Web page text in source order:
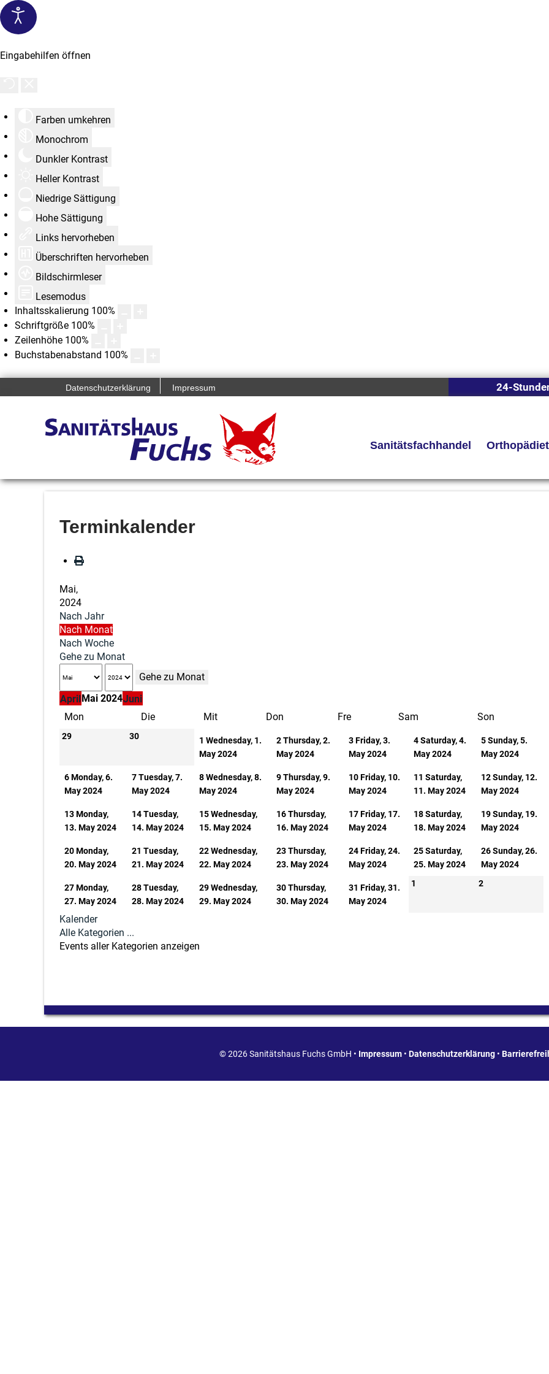
Eingabehilfen öffnen
Farben umkehren
Monochrom
Dunkler Kontrast
Heller Kontrast
Niedrige Sättigung
Hohe Sättigung
Links hervorheben
Überschriften hervorheben
Bildschirmleser
Lesemodus
Inhaltsskalierung 100%
Schriftgröße 100%
Zeilenhöhe 100%
Buchstabenabstand 100%
Datenschutzerklärung Impressum 24-
Sanitätsfachhandel
Terminkalender
Mai,
2024
Nach Jahr
Nach Monat
Nach Woche
Gehe zu Monat
Gehe zu Monat
AprilMai 2024Juni
Mon
Die Mit Don Fre Sam Son
29 30 1 Wednesday, 1.
May 2024
2Thursday, 2.
May 2024
3Friday, 3.
May 2024
4Saturday, 4.
May 2024
5Sunday, 5.
May 2024
6Monday, 6.
May 2024
7Tuesday, 7.
May 2024
8Wednesday, 8.
May 2024
9Thursday, 9.
May 2024
10Friday, 10.
May 2024
11 Saturday,
11. May 2024
12Sunday, 12.
May 2024
13Monday,
13. May 2024
14Tuesday,
14. May 2024
15Wednesday,
15. May 2024
16Thursday,
16. May 2024
17Friday, 17.
May 2024
18Saturday,
18. May 2024
19Sunday, 19.
May 2024
20Monday,
20. May 2024
21 Tuesday,
21. May 2024
22Wednesday,
22. May 2024
23Thursday,
23. May 2024
24Friday, 24.
May 2024
25Saturday,
25. May 2024
26Sunday, 26.
May 2024
27Monday,
27. May 2024
28Tuesday,
28. May 2024
29Wednesday,
29. May 2024
30Thursday,
30. May 2024
31 Friday, 31.
May 2024
1 2
Kalender
Alle Kategorien ...
Events aller Kategorien anzeigen
© 2026 Sanitätshaus Fuchs GmbH • Impressum • Datenschutzerklärung •